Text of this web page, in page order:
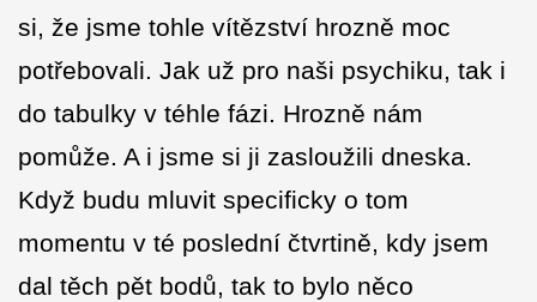
si, že jsme tohle vítězství hrozně moc
potřebovali. Jak už pro naši psychiku, tak i
do tabulky v téhle fázi. Hrozně nám
pomůže. A i jsme si ji zasloužili dneska.
Když budu mluvit specificky o tom
momentu v té poslední čtvrtině, kdy jsem
dal těch pět bodů, tak to bylo něco